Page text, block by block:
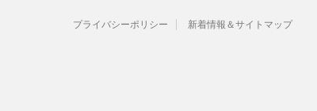
プライバシーポリシー 新着情報＆サイトマップ